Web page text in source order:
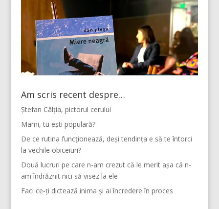
Am scris recent despre…
Ștefan Câlția, pictorul cerului
Mami, tu ești populară?
De ce rutina funcționează, deși tendința e să te întorci
la vechile obiceiuri?
Două lucruri pe care n-am crezut că le merit așa că n-
am îndrăznit nici să visez la ele
Faci ce-ți dictează inima și ai încredere în proces